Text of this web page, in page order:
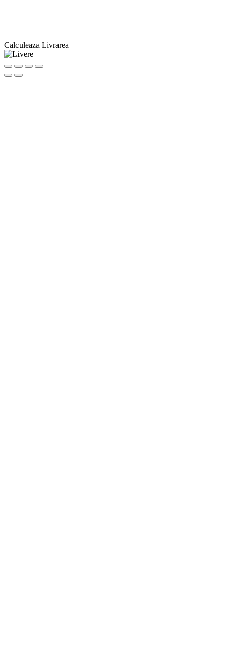
Calculeaza Livrarea